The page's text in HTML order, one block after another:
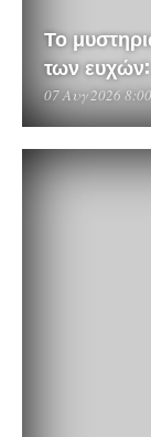
Το
των
07 Αυγ 2026